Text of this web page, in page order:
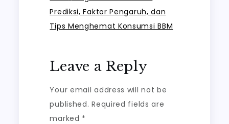
Prediksi, Faktor Pengaruh, dan
Tips Menghemat Konsumsi BBM
Leave a Reply
Your email address will not be
published. Required fields are
marked *